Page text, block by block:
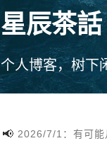
星辰茶話
个人博客，树下
2026/7/1：有可能